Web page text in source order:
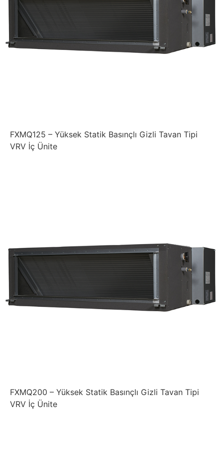
FXMQ125 – Yüksek Statik Basınçlı Gizli Tavan Tipi
VRV İç Ünite
FXMQ200 – Yüksek Statik Basınçlı Gizli Tavan Tipi
VRV İç Ünite